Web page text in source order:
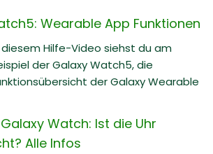
Wearable App Funktionen
diesem Hilfe-Video siehst du am
der Galaxy Watch5, die
der Galaxy Wearable
Watch: Ist die Uhr
Alle Infos